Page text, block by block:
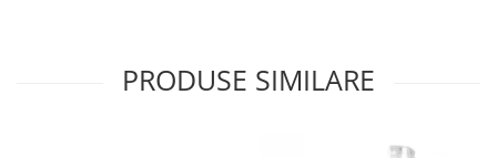
PRODUSE SIMILARE